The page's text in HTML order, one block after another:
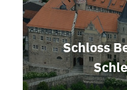
Schloss